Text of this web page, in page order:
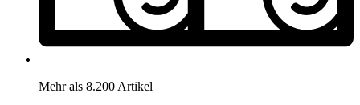
Mehr als 8.200 Artikel